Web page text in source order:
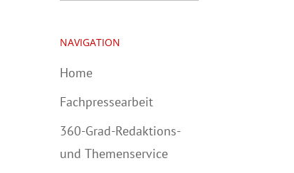
NAVIGATION
Home
Fachpressearbeit
360-Grad-Redaktions-
und Themenservice